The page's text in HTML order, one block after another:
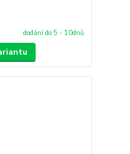
dodání do 5 - 10dnů